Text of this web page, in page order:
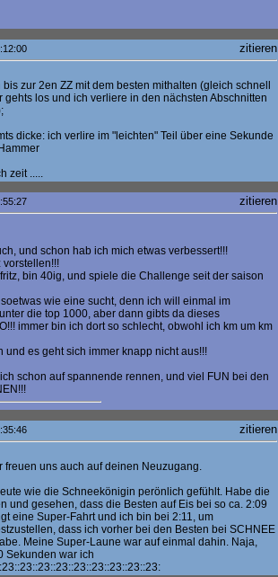
zitieren
zur 2en ZZ mit dem besten mithalten (gleich schnell
gehts los und ich verliere in den nächsten Abschnitten
dicke: ich verlire im "leichten" Teil über eine Sekunde
zeit .....
zitieren
und schon hab ich mich etwas verbessert!!!
vorstellen!!!
bin 40ig, und spiele die Challenge seit der saison
wie eine sucht, denn ich will einmal im
die top 1000, aber dann gibts da dieses
immer bin ich dort so schlecht, obwohl ich km um km
und es geht sich immer knapp nicht aus!!!
schon auf spannende rennen, und viel FUN bei den
zitieren
freuen uns auch auf deinen Neuzugang.
wie die Schneekönigin perönlich gefühlt. Habe die
und gesehen, dass die Besten auf Eis bei so ca. 2:09
eine Super-Fahrt und ich bin bei 2:11, um
dass ich vorher bei den Besten bei SCHNEE
Meine Super-Laune war auf einmal dahin. Naja,
Sekunden war ich